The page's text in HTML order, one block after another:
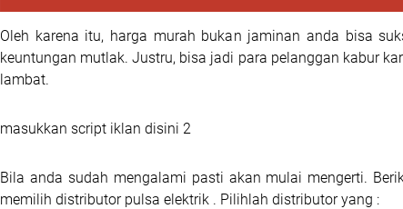
Oleh karena itu, harga murah bukan jaminan anda bisa
keuntungan mutlak. Justru, bisa jadi para pelanggan kabur
lambat.
masukkan script iklan disini 2
Bila anda sudah mengalami pasti akan mulai mengerti.
memilih distributor pulsa elektrik . Pilihlah distributor yang :